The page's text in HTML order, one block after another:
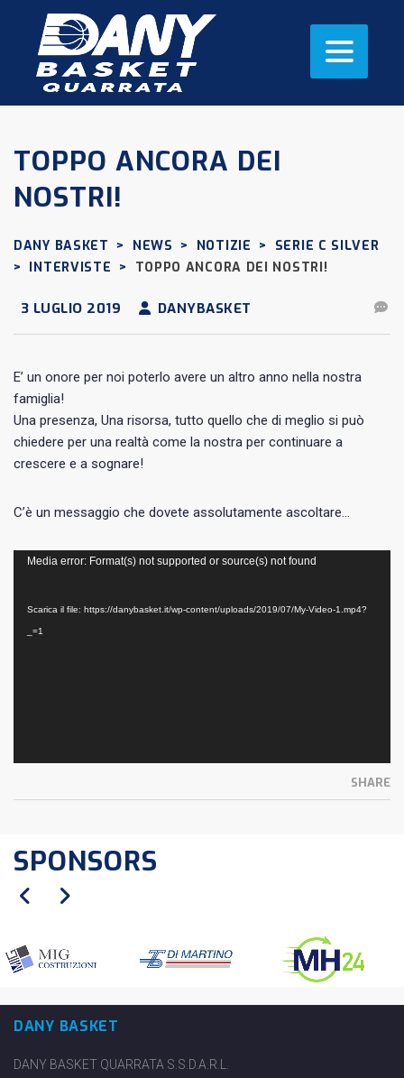
TOPPO ANCORA DEI
NOSTRI!
DANY BASKET > NEWS > NOTIZIE >
SERIE C SILVER
> INTERVISTE > TOPPO ANCORA DEI NOSTRI!
3 LUGLIO 2019 DANYBASKET
E’ un onore per noi poterlo avere un altro anno nella nostra
famiglia!
Una presenza, Una risorsa, tutto quello che di meglio si può
chiedere per una realtà come la nostra per continuare a
crescere e a sognare!
C’è un messaggio che dovete assolutamente ascoltare…
Video
Media error: Format(s) not supported or source(s) not found
Scarica il file: https://danybasket.it/wp-content/uploads/2019/07/My-Video-1.mp4?
_=1
SHARE
SPONSORS
DANY BASKET
DANY BASKET QUARRATA S.S.D.A.R.L.